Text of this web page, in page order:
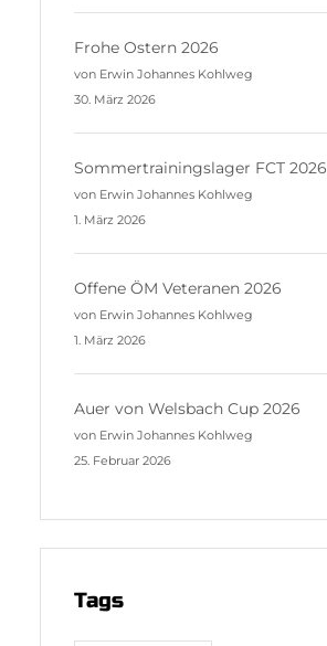
Frohe Ostern 2026
von Erwin Johannes Kohlweg
30. März 2026
Sommertrainingslager FCT 2026
von Erwin Johannes Kohlweg
1. März 2026
Offene ÖM Veteranen 2026
von Erwin Johannes Kohlweg
1. März 2026
Auer von Welsbach Cup 2026
von Erwin Johannes Kohlweg
25. Februar 2026
Tags